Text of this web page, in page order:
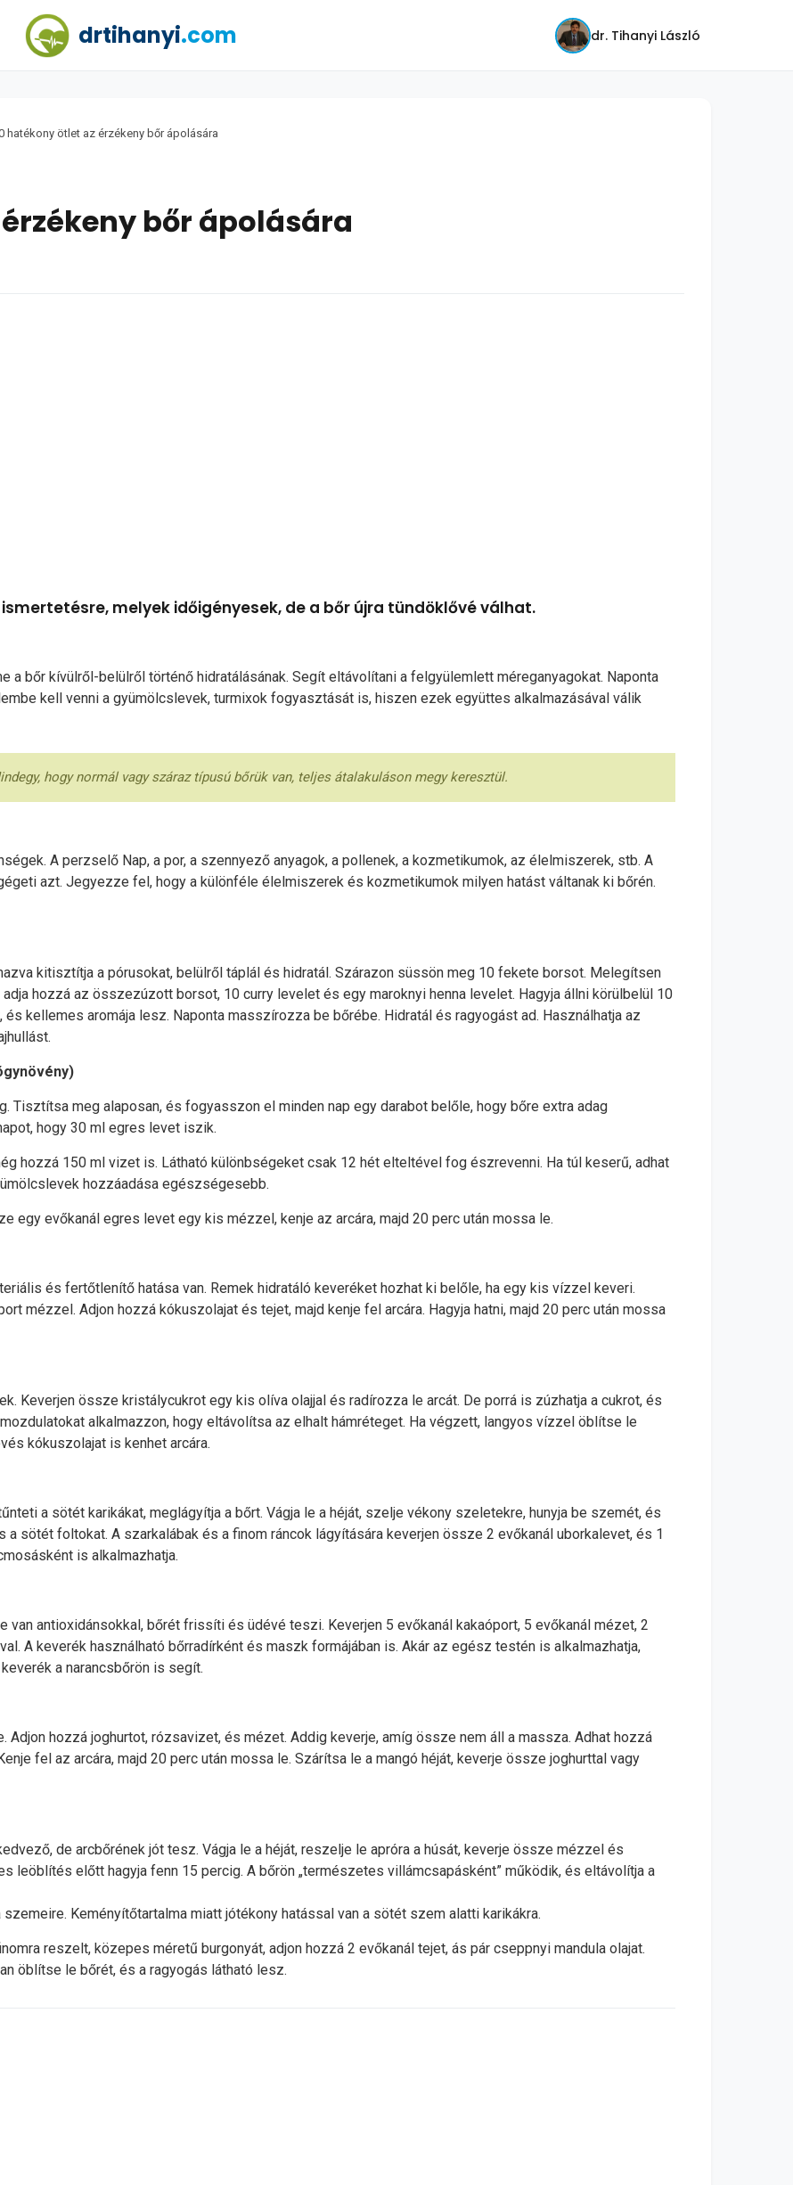
drtihanyi.com dr. Tihanyi László
hatékony ötlet az érzékeny bőr ápolására
bőr ápolására
melyek időigényesek, de a bőr újra tündöklővé válhat.
a bőr kívülről-belülről történő hidratálásának. Segít eltávolítani a felgyülemlett méreganyagokat. Naponta
kell venni a gyümölcslevek, turmixok fogyasztását is, hiszen ezek együttes alkalmazásával válik
hogy normál vagy száraz típusú bőrük van, teljes átalakuláson megy keresztül.
A perzselő Nap, a por, a szennyező anyagok, a pollenek, a kozmetikumok, az élelmiszerek, stb. A
azt. Jegyezze fel, hogy a különféle élelmiszerek és kozmetikumok milyen hatást váltanak ki bőrén.
kitisztítja a pórusokat, belülről táplál és hidratál. Szárazon süssön meg 10 fekete borsot. Melegítsen
hozzá az összezúzott borsot, 10 curry levelet és egy maroknyi henna levelet. Hagyja állni körülbelül 10
kellemes aromája lesz. Naponta masszírozza be bőrébe. Hidratál és ragyogást ad. Használhatja az
Tisztítsa meg alaposan, és fogyasszon el minden nap egy darabot belőle, hogy bőre extra adag
hogy 30 ml egres levet iszik.
hozzá 150 ml vizet is. Látható különbségeket csak 12 hét elteltével fog észrevenni. Ha túl keserű, adhat
hozzáadása egészségesebb.
egy evőkanál egres levet egy kis mézzel, kenje az arcára, majd 20 perc után mossa le.
és fertőtlenítő hatása van. Remek hidratáló keveréket hozhat ki belőle, ha egy kis vízzel keveri.
mézzel. Adjon hozzá kókuszolajat és tejet, majd kenje fel arcára. Hagyja hatni, majd 20 perc után mossa
Keverjen össze kristálycukrot egy kis olíva olajjal és radírozza le arcát. De porrá is zúzhatja a cukrot, és
alkalmazzon, hogy eltávolítsa az elhalt hámréteget. Ha végzett, langyos vízzel öblítse le
kókuszolajat is kenhet arcára.
a sötét karikákat, meglágyítja a bőrt. Vágja le a héját, szelje vékony szeletekre, hunyja be szemét, és
a sötét foltokat. A szarkalábak és a finom ráncok lágyítására keverjen össze 2 evőkanál uborkalevet, és 1
is alkalmazhatja.
van antioxidánsokkal, bőrét frissíti és üdévé teszi. Keverjen 5 evőkanál kakaóport, 5 evőkanál mézet, 2
A keverék használható bőrradírként és maszk formájában is. Akár az egész testén is alkalmazhatja,
a narancsbőrön is segít.
Adjon hozzá joghurtot, rózsavizet, és mézet. Addig keverje, amíg össze nem áll a massza. Adhat hozzá
fel az arcára, majd 20 perc után mossa le. Szárítsa le a mangó héját, keverje össze joghurttal vagy
de arcbőrének jót tesz. Vágja le a héját, reszelje le apróra a húsát, keverje össze mézzel és
leöblítés előtt hagyja fenn 15 percig. A bőrön „természetes villámcsapásként” működik, és eltávolítja a
Keményítőtartalma miatt jótékony hatással van a sötét szem alatti karikákra.
reszelt, közepes méretű burgonyát, adjon hozzá 2 evőkanál tejet, ás pár cseppnyi mandula olajat.
öblítse le bőrét, és a ragyogás látható lesz.